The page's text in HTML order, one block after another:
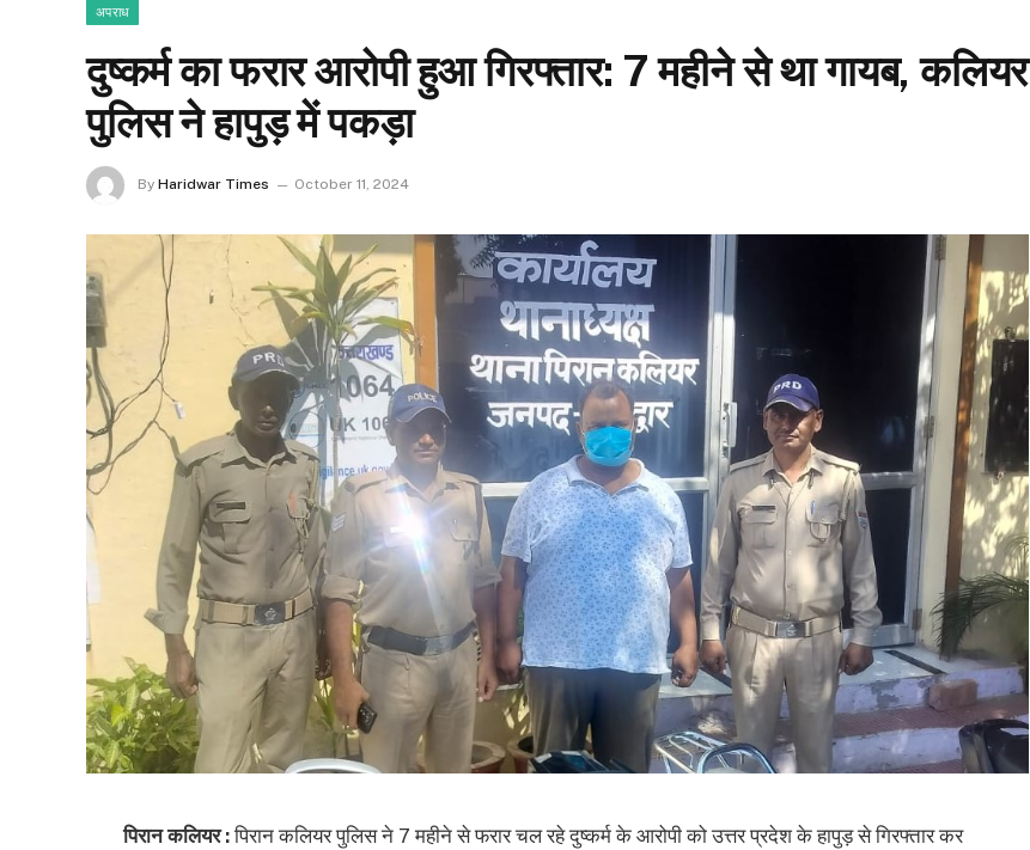
अपराध
दुष्कर्म का फरार आरोपी हुआ गिरफ्तार: 7 महीने से था गायब, कलियर
पुलिस ने हापुड़ में पकड़ा
By Haridwar Times October 11, 2024
पिरान कलियर :पिरान कलियर पुलिस ने 7 महीने से फरार चल रहे दुष्कर्म के आरोपी को उत्तर प्रदेश के हापुड़ से गिरफ्तार कर